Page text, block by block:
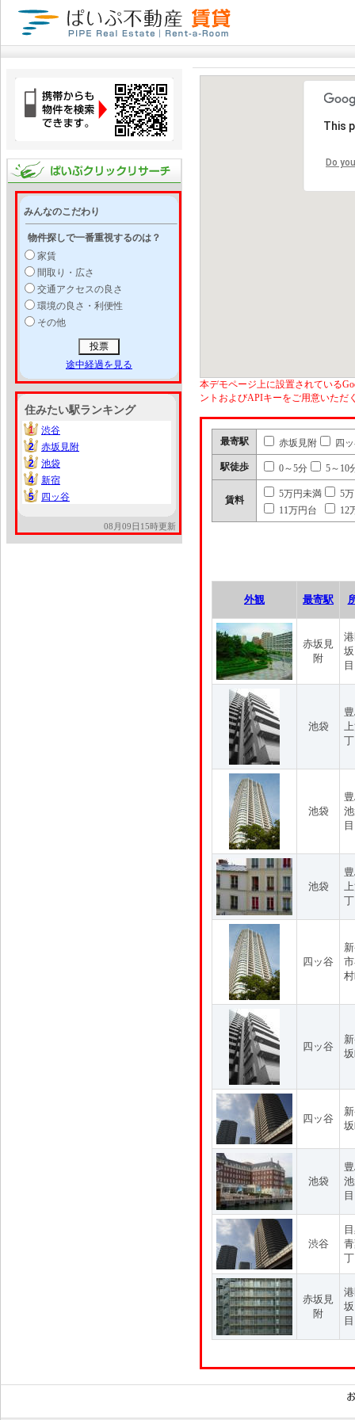
みんなのこだわり
物件探しで一番重視するのは？
家賃
間取り・広さ
交通アクセスの良さ
環境の良さ・利便性
その他
途中経過を見る
住みたい駅ランキング
1
1
渋谷
2
2
赤坂見附
2
2
池袋
4
4
新宿
5
5 四ッ谷
08月09日15時更新
This
Do
本デモページ上に設置されている
ントおよびAPIキーをご用意いただ
最寄駅 赤坂見附 四
駅徒歩 0～5分 5～10
賃料
5万円未満
5
11万円台
12
外観 最寄駅
赤坂見
附
目
池袋
池袋
目
池袋
四ッ谷
四ッ谷
四ッ谷
池袋
渋谷
赤坂見
附
目